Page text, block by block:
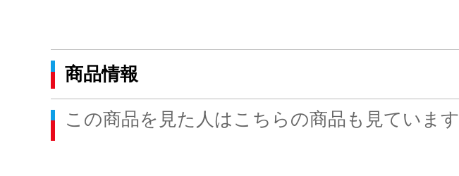
商品情報
この商品を見た人はこちらの商品も見ています